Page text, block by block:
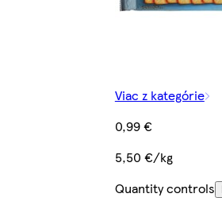
Viac z kategórie
0,99 €
5,50 €/kg
Quantity controls